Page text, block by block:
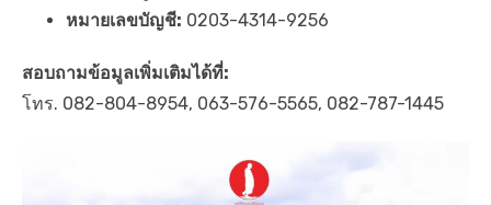
หมายเลขบัญชี: 0203-4314-9256
สอบถามข้อมูลเพิ่มเติมได้ที่:
โทร. 082-804-8954, 063-576-5565, 082-787-1445